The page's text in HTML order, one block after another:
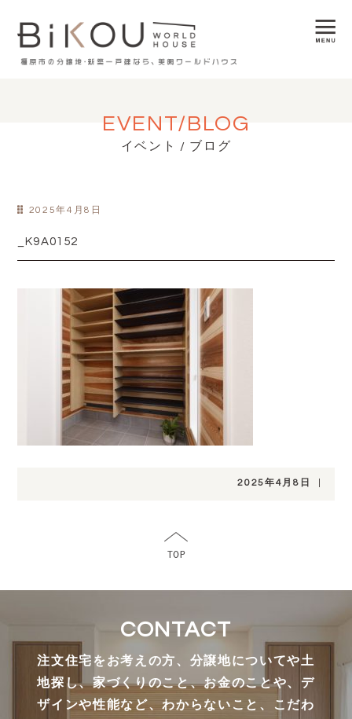
EVENT/BLOG
イベント / ブログ
2025年4月8日
_K9A0152
2025年4月8日
CONTACT
注文住宅をお考えの方、分譲地についてや土
地探し、家づくりのこと、お金のことや、デ
ザインや性能など、わからないこと、こだわ